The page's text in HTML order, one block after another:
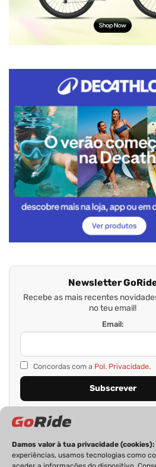
Damos valor à tua privacidade (cookies):
experiências, usamos tecnologias como
Newsletter
Recebe as mais recentes
no teu email!
Email:
Concordas com a Pol. Privacidade.